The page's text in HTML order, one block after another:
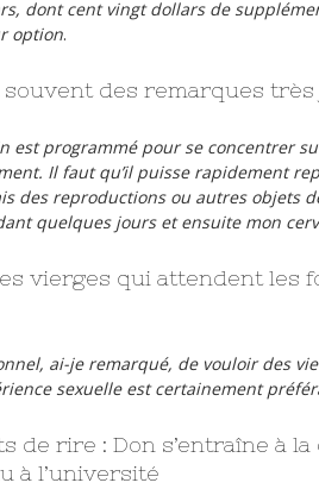
dont cent vingt dollars de
option.
souvent des remarques
est programmé pour se concentrer
Il faut qu’il puisse rapidement
des reproductions ou autres objets
quelques jours et ensuite mon
vierges qui attendent les
ai-je remarqué, de vouloir des
sexuelle est certainement
de rire : Don s’entraîne à
à l’université